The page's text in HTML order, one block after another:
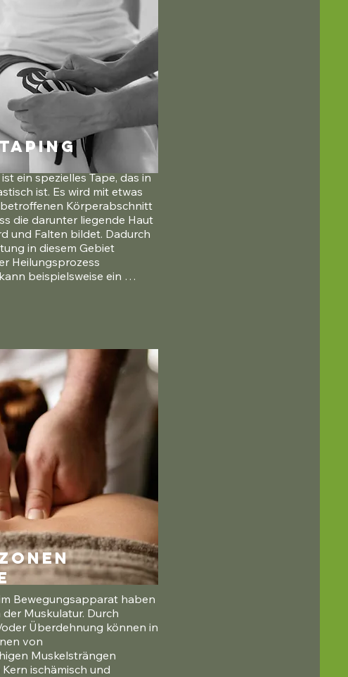
ein spezielles Tape, das in
ist. Es wird mit etwas
betroffenen Körperabschnitt
die darunter liegende Haut
und Falten bildet. Dadurch
in diesem Gebiet
Heilungsprozess
beispielsweise ein
Bewegungsapparat haben
Muskulatur. Durch
Überdehnung können in
von
Muskelsträngen
ischämisch und